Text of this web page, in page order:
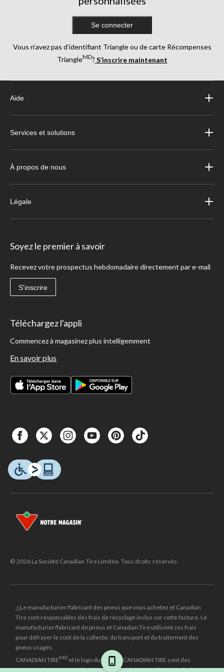
Se connecter
Vous n’avez pas d’identifiant Triangle ou de carte Récompenses
TriangleMD? S’inscrire maintenant
Aide
Services et solutions
À propos de nous
Légale
Soyez le premier à savoir
Recevez votre prospectus hebdomadaire directement par e-mail
S'inscrire
Téléchargez l'appli
Commencez à magasinez plus intelligemment
En savoir plus
© 2026 La Société Canadian Tire Limitée. Tous droits réservés.
△Le manufacturier/fabricant des pneus que vous achetez et Canadian
Tire sont responsables des frais de recyclage inclus sur cette facture. Le
manufacturier/fabricant de pneus et Canadian Tire utilisent ces frais
pour défrayer le coût de la collecte, du transport et du traitement des
pneus usagés.
CANADIAN TIREMD et le logo du triangle CANADIAN TIRE sont des
marques de commerce déposées de la Société Canadian Tire Limitée.